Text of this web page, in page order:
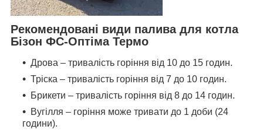
Рекомендовані види палива для котла
Бізон ФС-Оптіма Термо
Дрова – тривалість горіння від 10 до 15 годин.
Тріска – тривалість горіння від 7 до 10 годин.
Брикети – тривалість горіння від 8 до 14 годин.
Вугілля – горіння може тривати до 1 доби (24
години).